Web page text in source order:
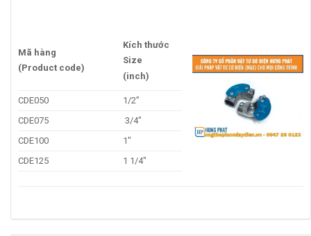
Mã hàng
(Product code)
Kích thước
Size
(inch)
CDE050
1/2”
CDE075
3/4″
CDE100
1″
CDE125
1 1/4″